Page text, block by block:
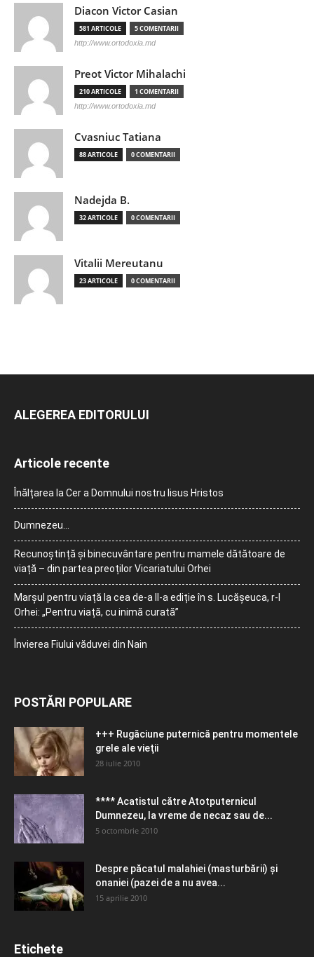
Diacon Victor Casian
581 ARTICOLE 5 COMENTARII
http://www.ortodoxia.md
Preot Victor Mihalachi
210 ARTICOLE 1 COMENTARII
http://www.ortodoxia.md
Cvasniuc Tatiana
88 ARTICOLE 0 COMENTARII
Nadejda B.
32 ARTICOLE 0 COMENTARII
Vitalii Mereutanu
23 ARTICOLE 0 COMENTARII
ALEGEREA EDITORULUI
Articole recente
Înălțarea la Cer a Domnului nostru Iisus Hristos
Dumnezeu…
Recunoștință și binecuvântare pentru mamele dătătoare de
viață – din partea preoților Vicariatului Orhei
Marșul pentru viață la cea de-a II-a ediție în s. Lucășeuca, r-l
Orhei: „Pentru viață, cu inimă curată”
Învierea Fiului văduvei din Nain
POSTĂRI POPULARE
+++ Rugăciune puternică pentru momentele
grele ale vieţii
28 iulie 2010
**** Acatistul către Atotputernicul
Dumnezeu, la vreme de necaz sau de...
5 octombrie 2010
Despre păcatul malahiei (masturbării) şi
onaniei (pazei de a nu avea...
15 aprilie 2010
Etichete